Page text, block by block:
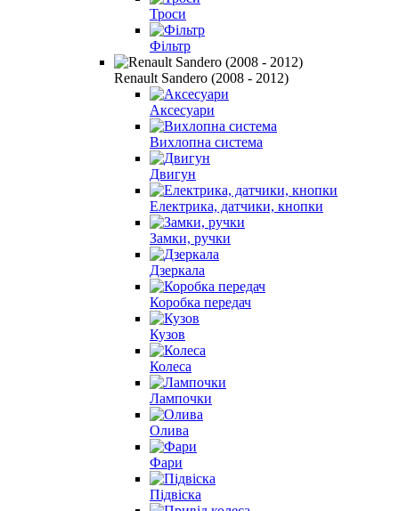
Троси
Фільтр
Renault Sandero (2008 - 2012)
Аксесуари
Вихлопна система
Двигун
Електрика, датчики, кнопки
Замки, ручки
Дзеркала
Коробка передач
Кузов
Колеса
Лампочки
Олива
Фари
Підвіска